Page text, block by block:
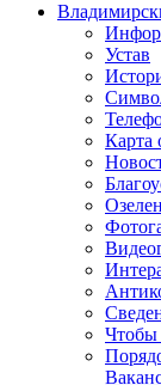
Устав
Карта